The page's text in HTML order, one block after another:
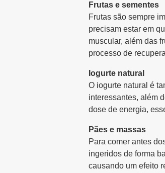
Frutas e sementes
Frutas são sempre
precisam estar em
muscular, além das
processo de
Iogurte natural
O iogurte natural é
interessantes, além
dose de energia,
Pães e massas
Para comer antes
ingeridos de forma
causando um efeito